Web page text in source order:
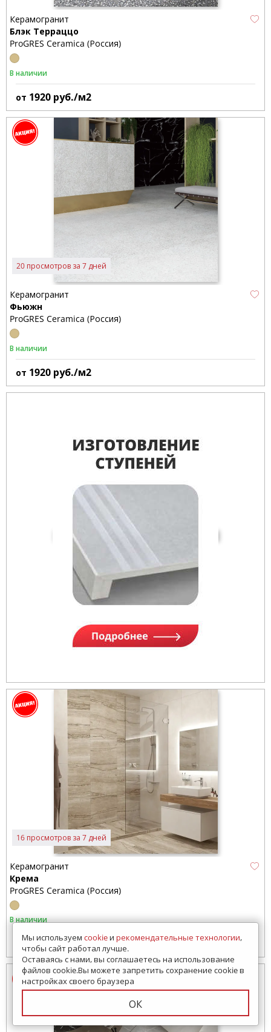
Керамогранит
Блэк Терраццо
ProGRES Ceramica (Россия)
В наличии
от 1920 руб./м2
20 просмотров за 7 дней
Керамогранит
Фьюжн
ProGRES Ceramica (Россия)
В наличии
от 1920 руб./м2
16 просмотров за 7 дней
Керамогранит
Крема
ProGRES Ceramica (Россия)
В наличии
от1920руб./м2
Мы используем cookieи рекомендательные технологии,
чтобы сайт работал лучше.
Оставаясь с нами, вы соглашаетесь на использование
файлов cookie.Вы можете запретить сохранение cookie в
настройках своего браузера
ОК